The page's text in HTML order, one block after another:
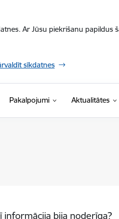
Ar Jūsu piekrišanu
sīkdatnes
Pakalpojumi Aktualitātes
informācija bija noderīga?